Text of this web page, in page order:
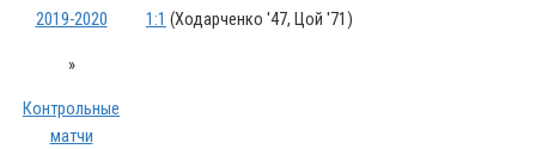
2019-2020
»
Контрольные
матчи
1:1 (Ходарченко '47, Цой '71)